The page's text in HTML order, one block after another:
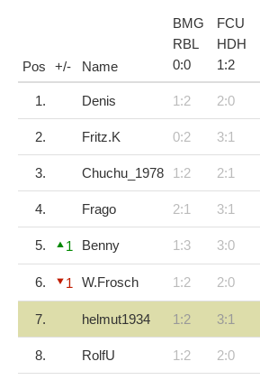
Pos +/- Name
BMG
RBL
0:0
FCU
HDH
1:2
1. Denis 1:2 2:0
2. Fritz.K 0:2 3:1
3. Chuchu_1978 1:2 2:1
4. Frago 2:1 3:1
5. 1 Benny 1:3 3:0
6. 1 W.Frosch 1:2 2:0
7. helmut1934 1:2 3:1
8. RolfU 1:2 2:0